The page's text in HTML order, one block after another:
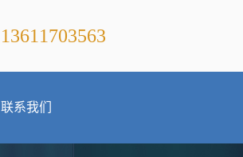
13611703563
联系我们